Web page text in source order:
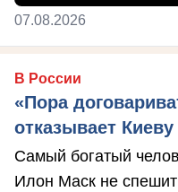
07.08.2026
В России
«Пора
отказывает
Самый богатый
Илон Маск не